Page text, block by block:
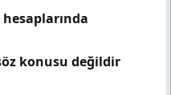
konusu değildir